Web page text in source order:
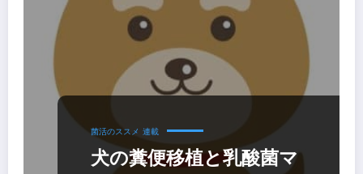
菌活のススメ 連載
犬の糞便移植と乳酸菌マ